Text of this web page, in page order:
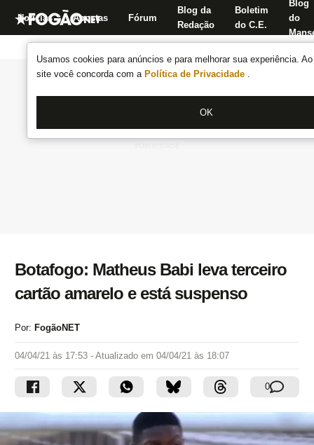
Usamos cookies para anúncios e para melhorar sua experiência.
site você concorda com a Política de Privacidade .
OK
Notícias Apostas Fórum
Blog da
Redação
Boletim
do C.E.
Blog
do
Botafogo: Matheus Babi leva terceiro
cartão amarelo e está suspenso
Por: FogãoNET
04/04/21 às 17:53 - Atualizado em 04/04/21 às 18:07
0